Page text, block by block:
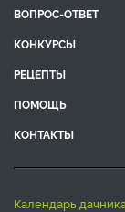
ВОПРОС-ОТВЕТ
КОНКУРСЫ
РЕЦЕПТЫ
ПОМОЩЬ
КОНТАКТЫ
календарь